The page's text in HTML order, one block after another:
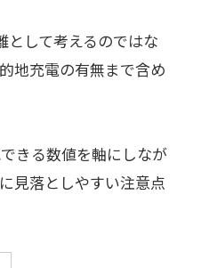
として考えるのではな
地充電の有無まで含め
きる数値を軸にしなが
見落としやすい注意点